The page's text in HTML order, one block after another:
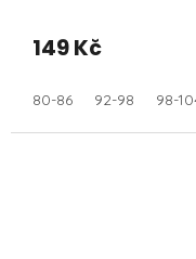
149 Kč
80-86 92-98 98-